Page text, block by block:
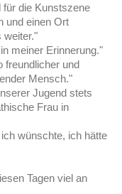
die Kunstszene
und einen Ort
weiter."
meiner Erinnerung."
freundlicher und
Mensch."
Jugend stets
Frau in
wünschte, ich hätte
Tagen viel an